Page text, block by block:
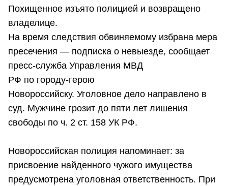
Похищенное изъято полицией и возвращено
владелице.
На время следствия обвиняемому избрана мера
пресечения — подписка о невыезде, сообщает
пресс-служба Управления МВД
РФ по городу-герою
Новороссийску. Уголовное дело направлено в
суд. Мужчине грозит до пяти лет лишения
свободы по ч. 2 ст. 158 УК РФ.
Новороссийская полиция напоминает: за
присвоение найденного чужого имущества
предусмотрена уголовная ответственность. При